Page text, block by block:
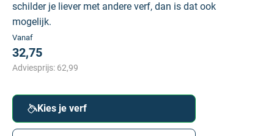
schilder je liever met andere verf, dan is dat ook
mogelijk.
Vanaf
32,75
Adviesprijs: 62,99
Kies je verf